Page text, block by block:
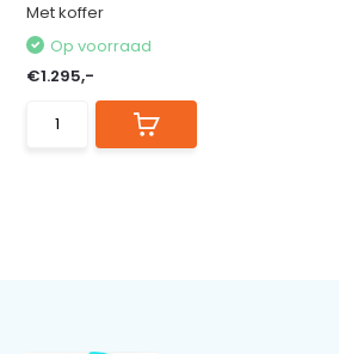
Met koffer
Op voorraad
€1.295,-